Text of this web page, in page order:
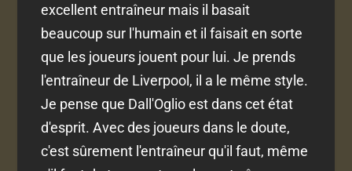
excellent entraîneur mais il basait
beaucoup sur l'humain et il faisait en sorte
que les joueurs jouent pour lui. Je prends
l'entraîneur de Liverpool, il a le même style.
Je pense que Dall'Oglio est dans cet état
d'esprit. Avec des joueurs dans le doute,
c'est sûrement l'entraîneur qu'il faut, même